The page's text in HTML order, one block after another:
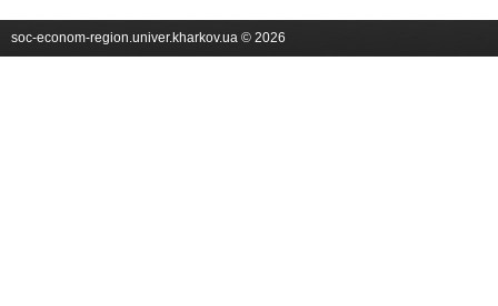
soc-econom-region.univer.kharkov.ua © 2026